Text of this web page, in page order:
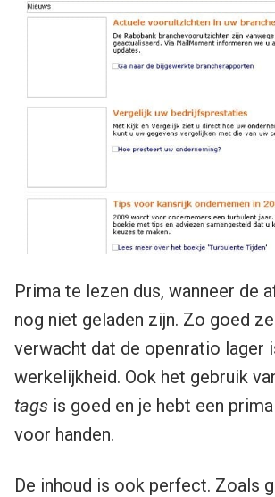
Prima te lezen dus, wanneer de
nog niet geladen zijn. Zo goed
verwacht dat de openratio lager
werkelijkheid. Ook het gebruik
tags is goed en je hebt een
voor handen.
De inhoud is ook perfect. Zoals